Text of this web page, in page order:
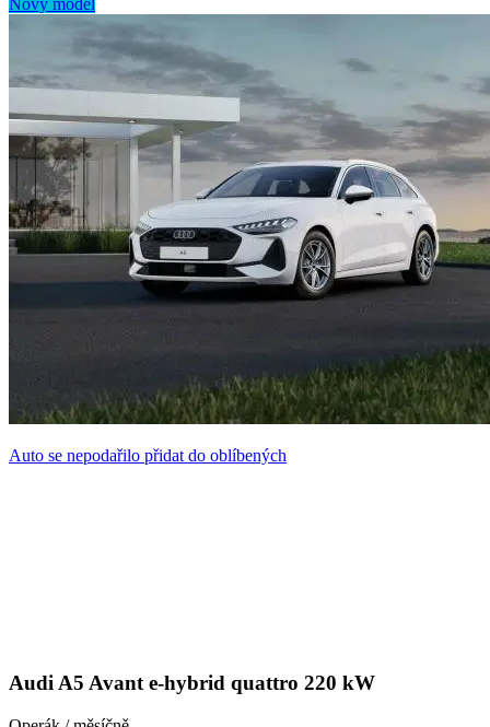
Auto se nepodařilo přidat do oblíbených
Audi A5 Avant e-hybrid quattro 220 kW